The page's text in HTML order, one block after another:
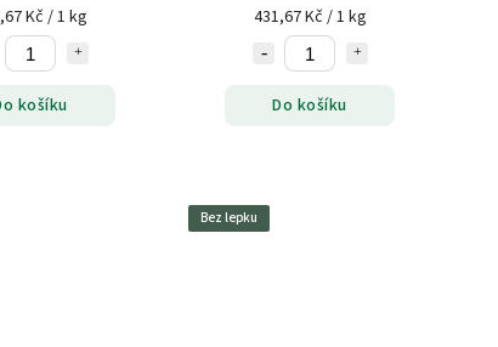
Kč / 1 kg
košíku
431,67 Kč / 1 kg
Do košíku
Bez lepku